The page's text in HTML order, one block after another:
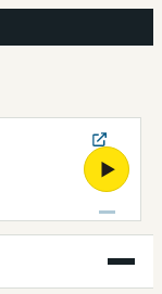
▶
Obre
el